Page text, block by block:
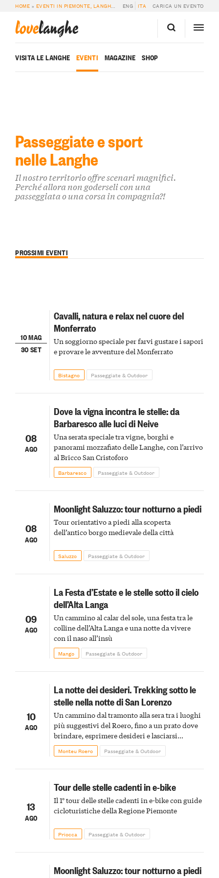
HOME » EVENTI IN PIEMONTE, LANGHE E ROERO »EVENTI SPORTIVI &
ENG ITA CARICA UN EVENTO
lovelanghe
VISITA LE LANGHE EVENTI MAGAZINE SHOP
Passeggiate e sport
nelle Langhe
Il nostro territorio offre scenari magnifici.
Perché allora non goderseli con una
passeggiata o una corsa in compagnia?!
PROSSIMI EVENTI
10 MAG
30 SET
Cavalli, natura e relax nel cuore del
Monferrato
Un soggiorno speciale per farvi gustare i sapori
e provare le avventure del Monferrato
Bistagno Passeggiate & Outdoor
08
AGO
Dove la vigna incontra le stelle: da
Barbaresco alle luci di Neive
Una serata speciale tra vigne, borghi e
panorami mozzafiato delle Langhe, con l’arrivo
al Bricco San Cristoforo
Barbaresco Passeggiate & Outdoor
08
AGO
Moonlight Saluzzo: tour notturno a piedi
Tour orientativo a piedi alla scoperta
dell’antico borgo medievale della città
Saluzzo Passeggiate & Outdoor
09
AGO
La Festa d’Estate e le stelle sotto il cielo
dell’Alta Langa
Un cammino al calar del sole, una festa tra le
colline dell’Alta Langa e una notte da vivere
con il naso all’insù
Mango Passeggiate & Outdoor
10
AGO
La notte dei desideri. Trekking sotto le
stelle nella notte di San Lorenzo
Un cammino dal tramonto alla sera tra i luoghi
più suggestivi del Roero, fino a un prato dove
brindare, esprimere desideri e lasciarsi
incantare dalle stelle cadenti
Monteu Roero Passeggiate & Outdoor
13
AGO
Tour delle stelle cadenti in e-bike
Il 1° tour delle stelle cadenti in e-bike con guide
cicloturistiche della Regione Piemonte
Priocca Passeggiate & Outdoor
Moonlight Saluzzo: tour notturno a piedi